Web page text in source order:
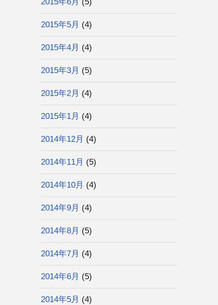
2015年5月 (4)
2015年4月 (4)
2015年3月 (5)
2015年2月 (4)
2015年1月 (4)
2014年12月 (4)
2014年11月 (5)
2014年10月 (4)
2014年9月 (4)
2014年8月 (5)
2014年7月 (4)
2014年6月 (5)
2014年5月 (4)